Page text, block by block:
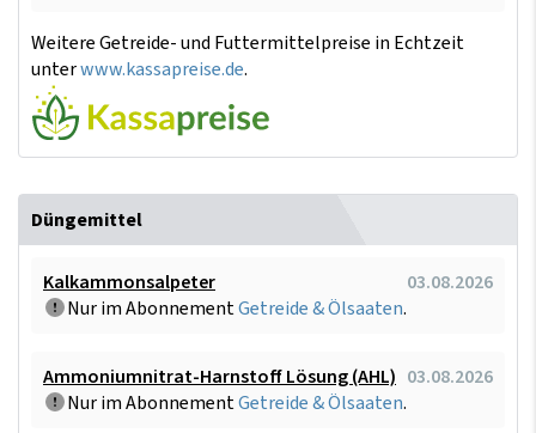
Weitere Getreide- und Futtermittelpreise in Echtzeit
unterwww.kassapreise.de.
Düngemittel
Kalkammonsalpeter
03.08.2026
Nur im AbonnementGetreide & Ölsaaten.
Ammoniumnitrat-Harnstoff Lösung (AHL) 03.08.2026
Nur im AbonnementGetreide & Ölsaaten.